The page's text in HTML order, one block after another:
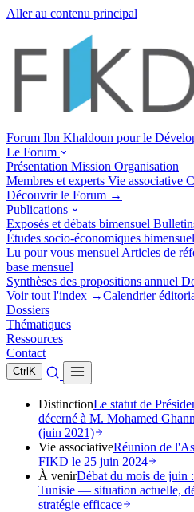
Aller au contenu principal
Forum Ibn Khaldoun pour le
Le Forum
Présentation Mission Organisation
Membres et experts Vie associative
Découvrir le Forum →
Publications
Exposés et débats bimensuel
Études socio-économiques bimensuel
Lu pour vous mensuel Articles de
base mensuel
Synthèses des propositions annuel
Voir tout l'index →Calendrier
Dossiers
Thématiques
Ressources
Contact
Ctrl K
DistinctionLe statut de
décerné à M. Mohamed
(juin 2021)
Vie associativeRéunion de
FIKD le 25 juin 2024
À venirDébat du mois de juin
Tunisie — situation actuelle,
stratégie efficace